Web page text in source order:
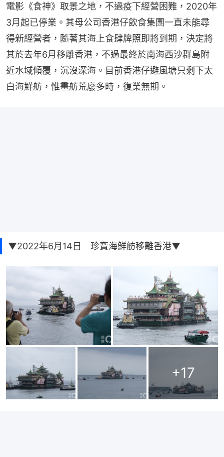
電影《食神》取景之地，不過疫下經營困難，2020年
3月起已停業。其母公司香港仔飲食集團一直未能尋
得新經營者，隨著其海上食肆牌照即將到期，決定將
其於去年6月移離香港，不過最終於南海西沙群島附
近水域傾覆，沉沒深海。目前香港仔避風塘只剩下太
白海鮮舫，惟畫舫荒廢多時，復業無期。
▼2022年6月14日 珍寶海鮮舫移離香港▼
+17